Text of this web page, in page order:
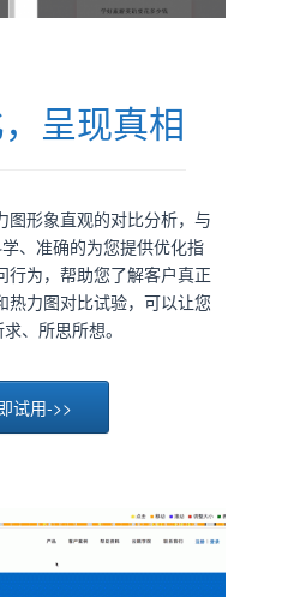
呈现真相
图形象直观的对比分析，与
、准确的为您提供优化指
行为，帮助您了解客户真正
热力图对比试验，可以让您
、所思所想。
试用->>